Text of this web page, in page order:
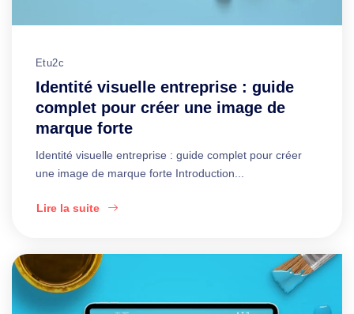
Etu2c
Identité visuelle entreprise : guide
complet pour créer une image de
marque forte
Identité visuelle entreprise : guide complet pour créer
une image de marque forte Introduction...
Lire la suite